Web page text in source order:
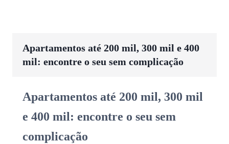
Apartamentos até 200 mil, 300 mil e 400
mil: encontre o seu sem complicação
Apartamentos até 200 mil, 300 mil
e 400 mil: encontre o seu sem
complicação